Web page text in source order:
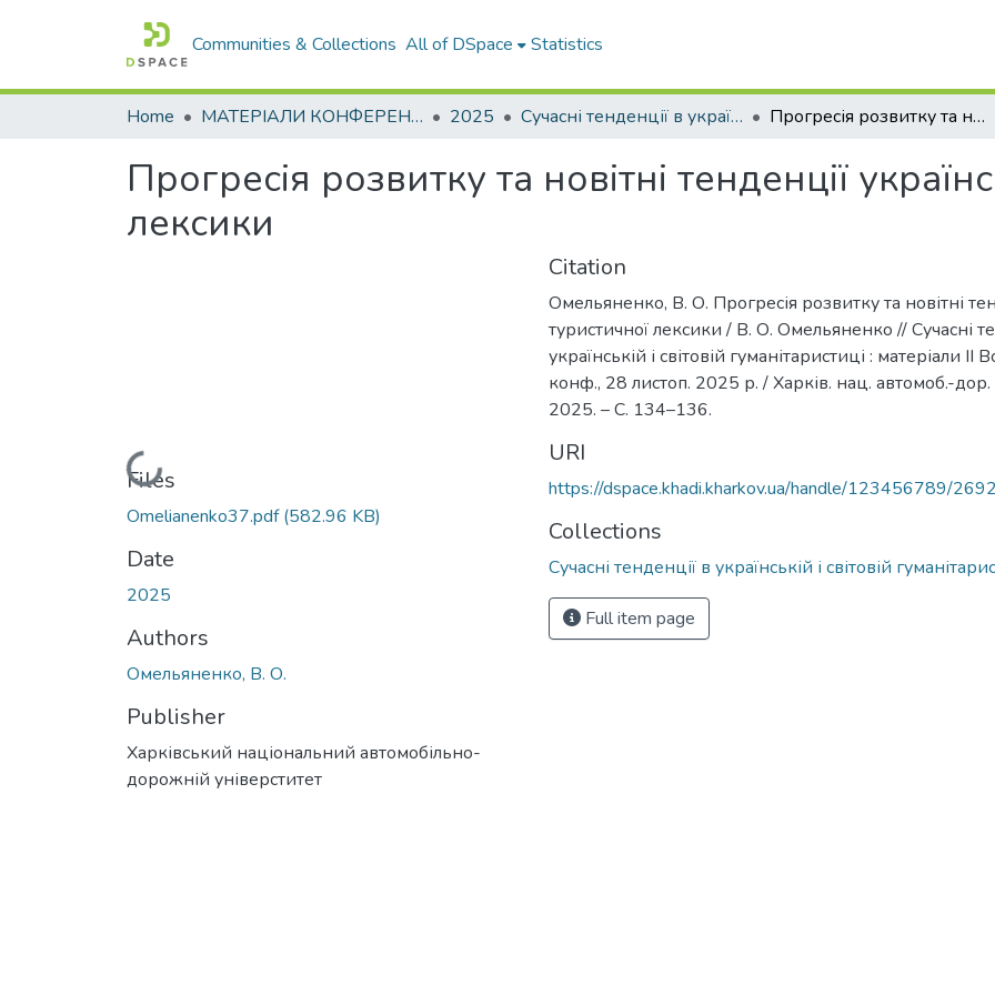
Communities & Collections All of DSpace Statistics
Home МАТЕРІАЛИ КОНФЕРЕНЦІЙ 2025 Сучасні тенденції в українській і світовій гуманітаристиці Прогресія розвитку та новітні тенденції української туристичної лексики
Прогресія розвитку та новітні тенденції
лексики
Loading...
Files
Omelianenko37.pdf(582.96 KB)
Date
2025
Authors
Омельяненко, В. О.
Publisher
Харківський національний автомобільно-
дорожній універститет
Citation
Омельяненко, В. О. Прогресія розвитку та новітні
туристичної лексики / В. О. Омельяненко // Сучасні
українській і світовій гуманітаристиці : матеріали ІІ
конф., 28 листоп. 2025 р. / Харків. нац. автомоб.-дор.
2025. – С. 134–136.
URI
https://dspace.khadi.kharkov.ua/handle/123456789/
Collections
Сучасні тенденції в українській і світовій
Full item page